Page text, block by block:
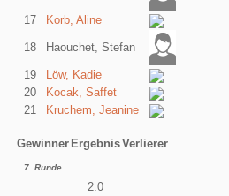
17 Korb, Aline
18 Haouchet, Stefan
19
Löw, Kadie
20
Kocak, Saffet
21
Kruchem, Jeanine
Gewinner ErgebnisVerlierer
7. Runde
2:0